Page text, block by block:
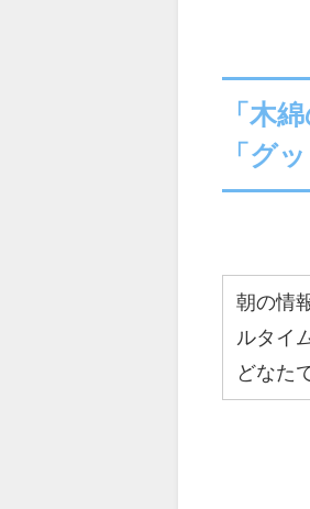
「木
「グ
朝の情
ルタイ
どなた